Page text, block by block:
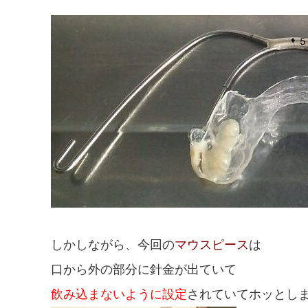
しかしながら、今回のマウスピースは
口から外の部分に針金が出ていて
飲み込まないように設定 されていてホッとし